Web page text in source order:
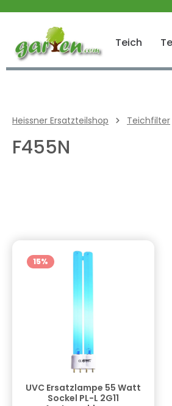
Zur Hauptnavigation
Teich
Heissner Ersatzteilshop Teichfilter
F455N
15%
UVC Ersatzlampe 55 Watt
Sockel PL-L 2G11